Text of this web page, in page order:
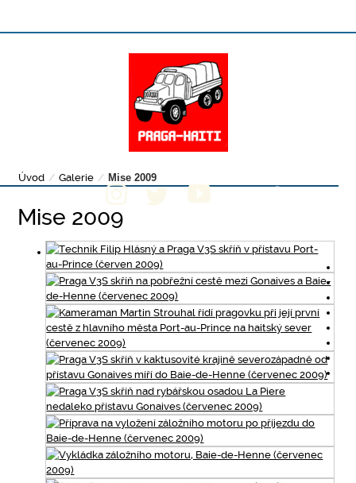
Úvod / Galerie / Mise 2009
Mise 2009